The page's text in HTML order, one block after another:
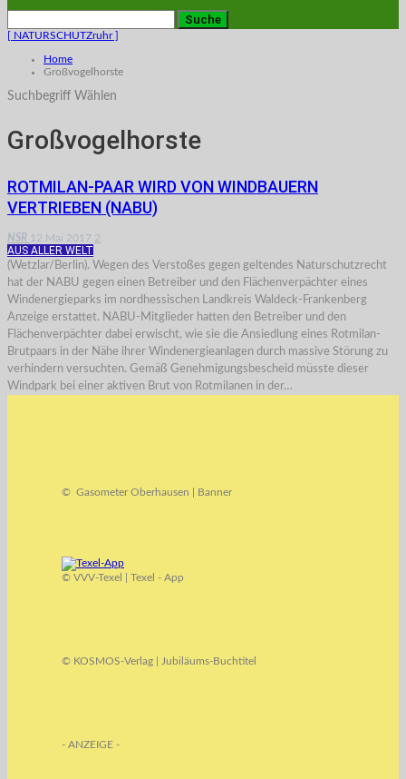
[ NATURSCHUTZruhr ]
Home
Großvogelhorste
Suchbegriff Wählen
Großvogelhorste
ROTMILAN-PAAR WIRD VON WINDBAUERN
VERTRIEBEN (NABU)
NSR 12.Mai 2017 2
AUS ALLER WELT
(Wetzlar/Berlin). Wegen des Verstoßes gegen geltendes Naturschutzrecht
hat der NABU gegen einen Betreiber und den Flächenverpächter eines
Windenergieparks im nordhessischen Landkreis Waldeck-Frankenberg
Anzeige erstattet. NABU-Mitglieder hatten den Betreiber und den
Flächenverpächter dabei erwischt, wie sie die Ansiedlung eines Rotmilan-
Brutpaars in der Nähe ihrer Windenergieanlagen durch massive Störung zu
verhindern versuchten. Gemäß Genehmigungsbescheid müsste dieser
Windpark bei einer aktiven Brut von Rotmilanen in der…
© Gasometer Oberhausen | Banner
© VVV-Texel | Texel - App
© KOSMOS-Verlag | Jubiläums-Buchtitel
- ANZEIGE -